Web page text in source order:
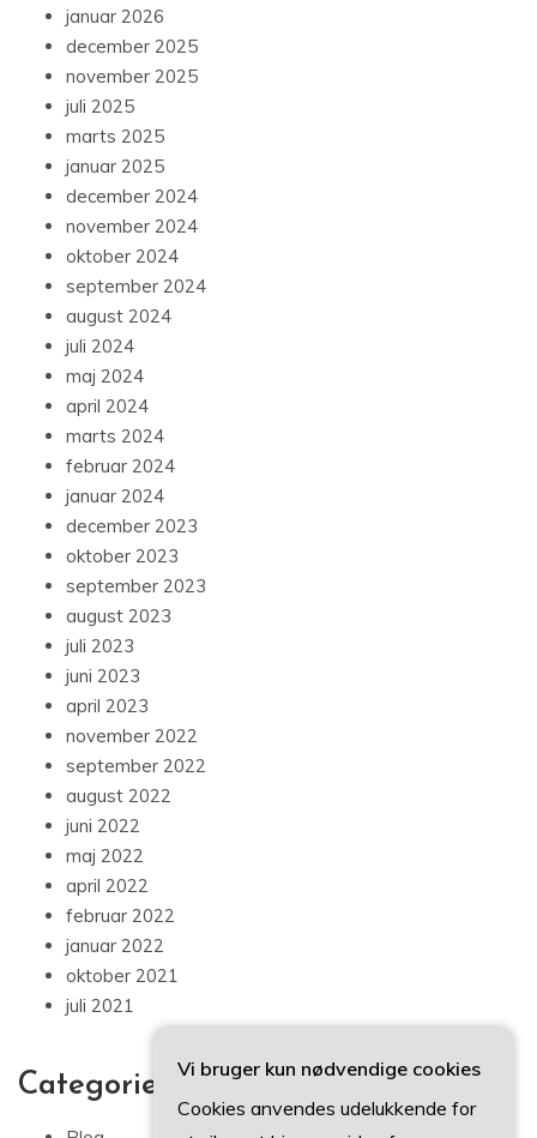
januar 2026
december 2025
november 2025
juli 2025
marts 2025
januar 2025
december 2024
november 2024
oktober 2024
september 2024
august 2024
juli 2024
maj 2024
april 2024
marts 2024
februar 2024
januar 2024
december 2023
oktober 2023
september 2023
august 2023
juli 2023
juni 2023
april 2023
november 2022
september 2022
august 2022
juni 2022
maj 2022
april 2022
februar 2022
januar 2022
oktober 2021
juli 2021
Categories
Vi bruger kun nødvendige cookies
Cookies anvendes udelukkende for